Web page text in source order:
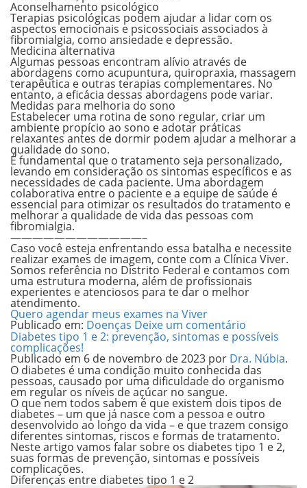
Aconselhamento psicológico
Terapias psicológicas podem ajudar a lidar com os
aspectos emocionais e psicossociais associados à
fibromialgia, como ansiedade e depressão.
Medicina alternativa
Algumas pessoas encontram alívio através de
abordagens como acupuntura, quiropraxia, massagem
terapêutica e outras terapias complementares. No
entanto, a eficácia dessas abordagens pode variar.
Medidas para melhoria do sono
Estabelecer uma rotina de sono regular, criar um
ambiente propício ao sono e adotar práticas
relaxantes antes de dormir podem ajudar a melhorar a
qualidade do sono.
É fundamental que o tratamento seja personalizado,
levando em consideração os sintomas específicos e as
necessidades de cada paciente. Uma abordagem
colaborativa entre o paciente e a equipe de saúde é
essencial para otimizar os resultados do tratamento e
melhorar a qualidade de vida das pessoas com
fibromialgia.
————————————–
Caso você esteja enfrentando essa batalha e necessite
realizar exames de imagem, conte com a Clínica Viver.
Somos referência no Distrito Federal e contamos com
uma estrutura moderna, além de profissionais
experientes e atenciosos para te dar o melhor
atendimento.
Quero agendar meus exames na Viver
Publicado em: Doenças Deixe um comentário
Diabetes tipo 1 e 2: prevenção, sintomas e possíveis
complicações!
Publicado em 6 de novembro de 2023 por Dra. Núbia.
O diabetes é uma condição muito conhecida das
pessoas, causado por uma dificuldade do organismo
em regular os níveis de açúcar no sangue.
O que nem todos sabem é que existem dois tipos de
diabetes – um que já nasce com a pessoa e outro
desenvolvido ao longo da vida – e que trazem consigo
diferentes sintomas, riscos e formas de tratamento.
Neste artigo vamos falar sobre os diabetes tipo 1 e 2,
suas formas de prevenção, sintomas e possíveis
complicações.
Diferenças entre diabetes tipo 1 e 2